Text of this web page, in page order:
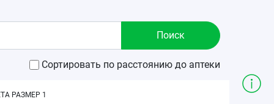
Сортировать по расстоянию до аптеки
РАЗМЕР 1